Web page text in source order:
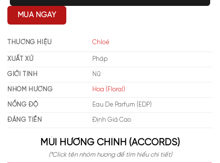
MUA NGAY
THƯƠNG HIỆU Chloé
XUẤT XỨ Pháp
GIỚI TÍNH Nữ
NHÓM HƯƠNG Hoa (Floral)
NỒNG ĐỘ Eau De Parfum (EDP)
ĐÁNG TIỀN Định Giá Cao
MÙI HƯƠNG CHÍNH (ACCORDS)
(*Click tên nhóm hương để tìm hiểu chi tiết)